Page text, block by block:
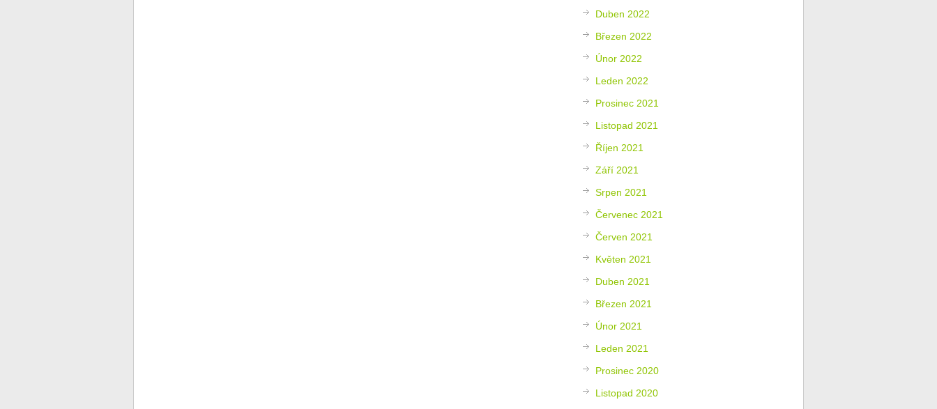
Duben 2022
Březen 2022
Únor 2022
Leden 2022
Prosinec 2021
Listopad 2021
Říjen 2021
Září 2021
Srpen 2021
Červenec 2021
Červen 2021
Květen 2021
Duben 2021
Březen 2021
Únor 2021
Leden 2021
Prosinec 2020
Listopad 2020